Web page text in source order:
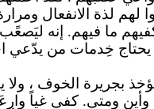
لهم لذة الانفعال
ما فيهم. إنه
خِدمات من يدّعي
بجريرة الخوف ، ولا
ومتى. كفى غياً